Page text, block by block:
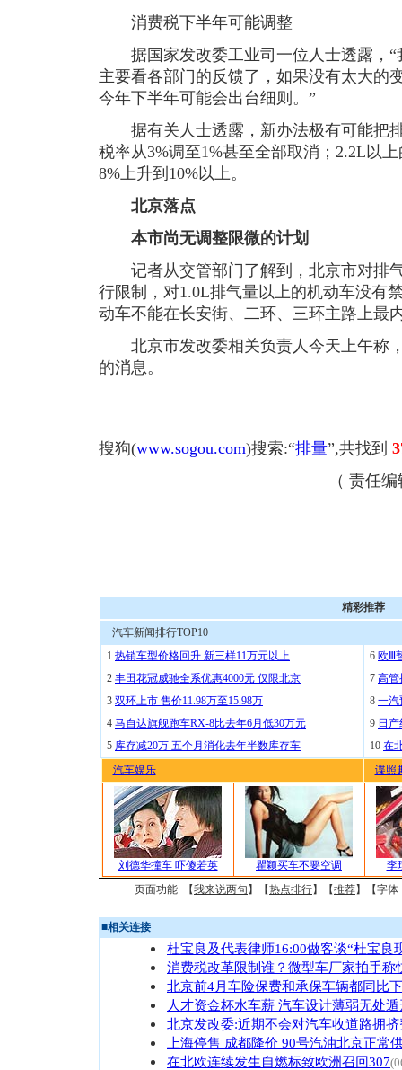
消费税下半年可能调整
据国家发改委工业司一位人士透露，“
主要看各部门的反馈了，如果没有太大的
今年下半年可能会出台细则。”
据有关人士透露，新办法极有可能把
税率从3%调至1%甚至全部取消；2.2L以
8%上升到10%以上。
北京落点
本市尚无调整限微的计划
记者从交管部门了解到，北京市对排
行限制，对1.0L排气量以上的机动车没有
动车不能在长安街、二环、三环主路上最
北京市发改委相关负责人今天上午称
的消息。
搜狗(www.sogou.com)搜索:“排量”,共找到
（ 责任
精彩推荐
汽车新闻排行TOP10
1 热销车型价格回升 新三样11万元以上
2 丰田花冠威驰全系优惠4000元 仅限北京
3 双环上市 售价11.98万至15.98万
4 马自达旗舰跑车RX-8比去年6月低30万元
5 库存减20万 五个月消化去年半数库存车
6 欧Ⅲ
7 高管
8 一汽
9 日
10 在
汽车娱乐
谍照
刘德华撞车 吓傻若英 瞿颖买车不要空调
李
页面功能 【我来说两句 】【热点排行】【推荐】【字体
■相关连接
杜宝良及代表律师16:00做客谈“杜宝良
消费税改革限制谁？微型车厂家拍手称
北京前4月车险保费和承保车辆都同比
人才资金杯水车薪 汽车设计薄弱无处遁
北京发改委:近期不会对汽车收道路拥挤
上海停售 成都降价 90号汽油北京正常
在北欧连续发生自燃标致欧洲召回307